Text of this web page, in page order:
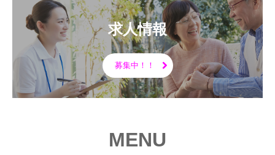
求人情報
募集中！！
MENU